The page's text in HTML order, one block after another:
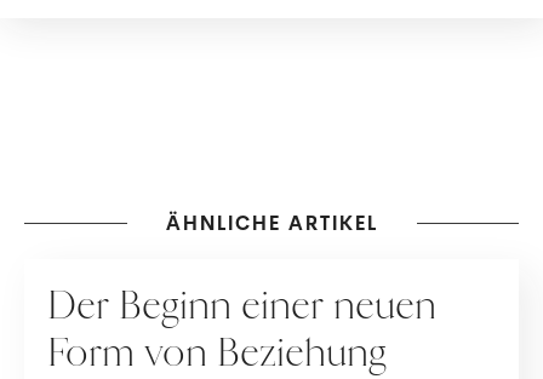
ÄHNLICHE ARTIKEL
Der Beginn einer neuen
Form von Beziehung